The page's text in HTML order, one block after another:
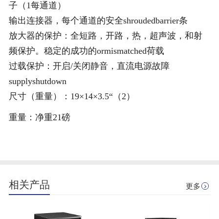
子（1每通道）
输出连接器，每个通道的安全shroudedbarrier条
放大器的保护：全短路，开路，热，超声波，和射
频保护。稳定的成功的ormismatched荷载
过载保护：开启/关闭静音，直流电源故障
supplyshutdown
尺寸（重量）：19×14×3.5“（2）
重量：净重21磅
相关产品 更多